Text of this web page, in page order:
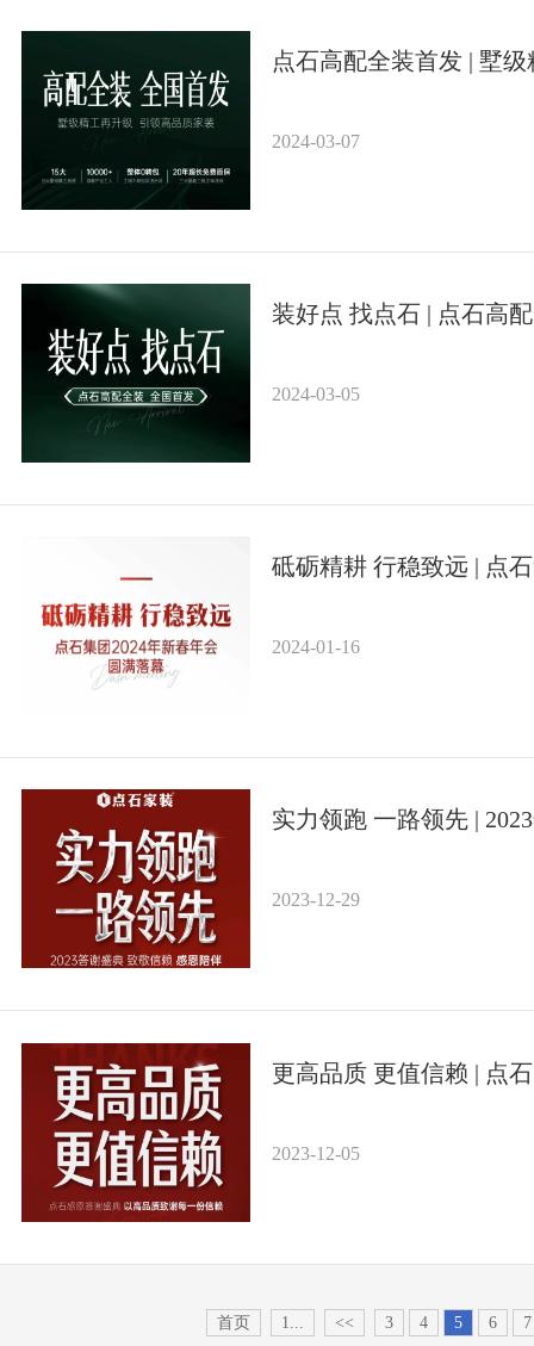
点石高配全装首发 | 墅
2024-03-07
装好点 找点石 | 点石高
2024-03-05
砥砺精耕 行稳致远 | 点
2024-01-16
实力领跑 一路领先 |
2023-12-29
更高品质 更值信赖 | 点
2023-12-05
首页 1... << 3 4 5 6 7